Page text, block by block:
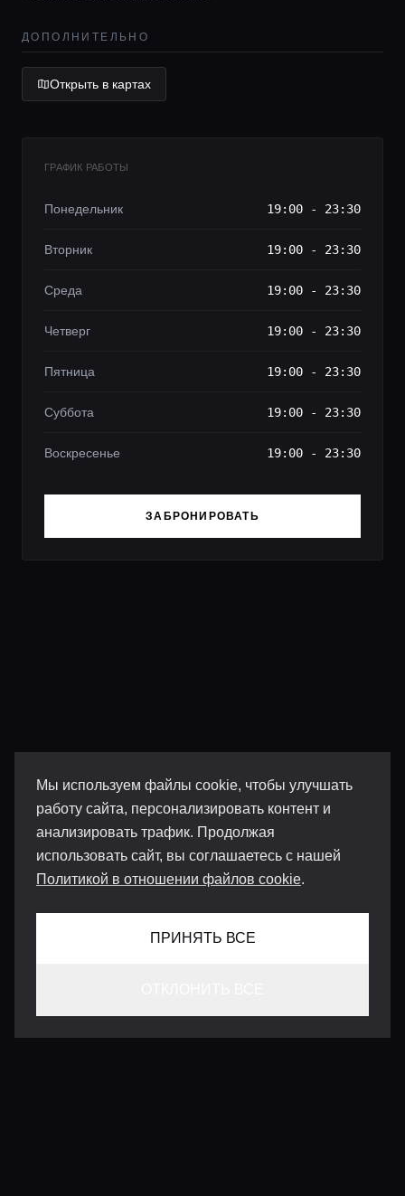
Мы используем файлы cookie, чтобы улучшать
работу сайта, персонализировать контент и
анализировать трафик. Продолжая
использовать сайт, вы соглашаетесь с нашей
Политикой в отношении файлов cookie.
ПРИНЯТЬ ВСЕ
Lifestyle журнал
ДОПОЛНИТЕЛЬНО
Открыть в картах
ГРАФИК РАБОТЫ
Понедельник 19:00 - 23:30
Вторник 19:00 - 23:30
Среда 19:00 - 23:30
Четверг 19:00 - 23:30
Пятница 19:00 - 23:30
Суббота 19:00 - 23:30
Воскресенье 19:00 - 23:30
ЗАБРОНИРОВАТЬ